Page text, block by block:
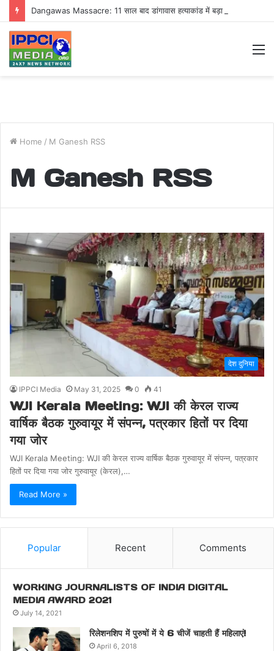
Home / M Ganesh RSS
M Ganesh RSS
देश दुनिया
IPPCI Media May 31, 2025 0 41
WJI Kerala Meeting: WJI की केरल राज्य
वार्षिक बैठक गुरुवायूर में संपन्न, पत्रकार हितों पर दिया
गया जोर
WJI Kerala Meeting: WJI की केरल राज्य वार्षिक बैठक गुरुवायूर में संपन्न, पत्रकार
हितों पर दिया गया जोर गुरुवायूर (केरल),…
Read More »
Popular Recent Comments
WORKING JOURNALISTS OF INDIA DIGITAL
MEDIA AWARD 2021
July 14, 2021
रिलेशनशिप में पुरुषों में ये 6 चीजें चाहती हैं महिलाएं!
April 6, 2018